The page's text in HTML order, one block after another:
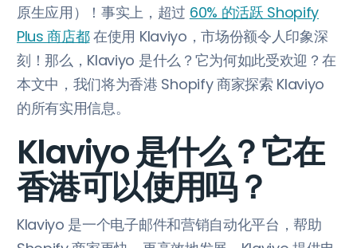
原生应用）！事实上，超过 60% 的活跃 Shopify
Plus 商店都在使用 Klaviyo，市场份额令人印象深
刻！那么，Klaviyo 是什么？它为何如此受欢迎？在
本文中，我们将为香港 Shopify 商家探索 Klaviyo
的所有实用信息。
Klaviyo 是什么？它在
香港可以使用吗？
Klaviyo 是一个电子邮件和营销自动化平台，帮助